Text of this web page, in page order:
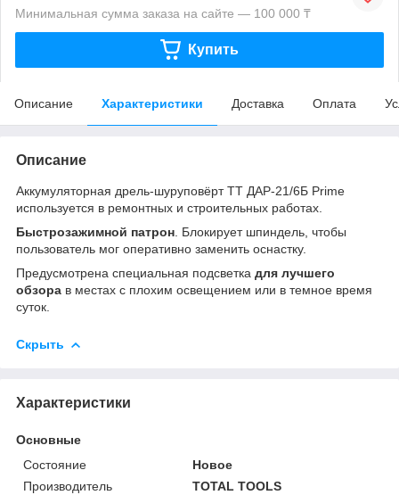
Минимальная сумма заказа на сайте — 100 000 ₸
Купить
Описание Характеристики Доставка Оплата
Описание
Аккумуляторная дрель-шуруповёрт ТТ ДАР-21/6Б Prime
используется в ремонтных и строительных работах.
Быстрозажимной патрон . Блокирует шпиндель, чтобы
пользователь мог оперативно заменить оснастку.
Предусмотрена специальная подсветка для лучшего
обзора в местах с плохим освещением или в темное время
суток.
Скрыть
Характеристики
Основные
Состояние
Новое
Производитель
TOTAL TOOLS